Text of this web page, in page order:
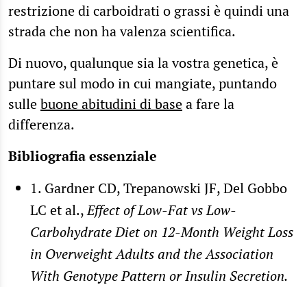
restrizione di carboidrati o grassi è quindi una
strada che non ha valenza scientifica.
Di nuovo, qualunque sia la vostra genetica, è
puntare sul modo in cui mangiate, puntando
sullebuone abitudini di basea fare la
differenza.
Bibliografia essenziale
1. Gardner CD, Trepanowski JF, Del Gobbo
LC et al.,Effect of Low-Fat vs Low-
Carbohydrate Diet on 12-Month Weight Loss
in Overweight Adults and the Association
With Genotype Pattern or Insulin Secretion.